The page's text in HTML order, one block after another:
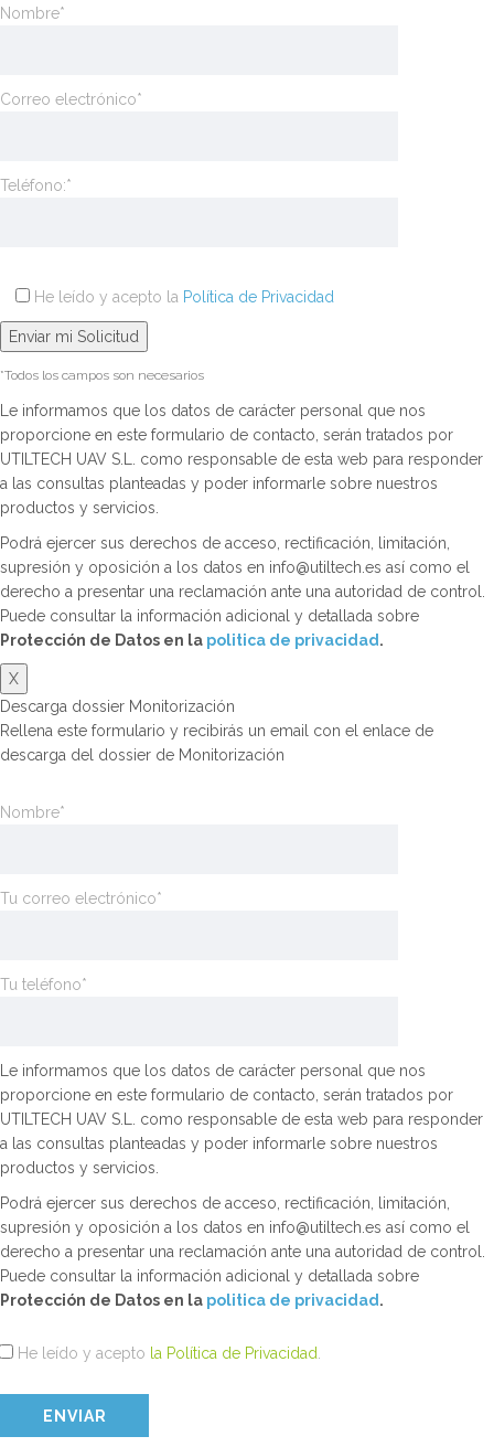
Nombre*
Correo electrónico*
Teléfono:*
He leído y acepto la Política de Privacidad
*Todos los campos son necesarios
Le informamos que los datos de carácter personal que nos
proporcione en este formulario de contacto, serán tratados por
UTILTECH UAV S.L. como responsable de esta web para responder
a las consultas planteadas y poder informarle sobre nuestros
productos y servicios.
Podrá ejercer sus derechos de acceso, rectificación, limitación,
supresión y oposición a los datos en info@utiltech.es así como el
derecho a presentar una reclamación ante una autoridad de control.
Puede consultar la información adicional y detallada sobre
Protección de Datos en la politica de privacidad .
X
Descarga dossier Monitorización
Rellena este formulario y recibirás un email con el enlace de
descarga del dossier de Monitorización
Nombre*
Tu correo electrónico*
Tu teléfono*
Le informamos que los datos de carácter personal que nos
proporcione en este formulario de contacto, serán tratados por
UTILTECH UAV S.L. como responsable de esta web para responder
a las consultas planteadas y poder informarle sobre nuestros
productos y servicios.
Podrá ejercer sus derechos de acceso, rectificación, limitación,
supresión y oposición a los datos en info@utiltech.es así como el
derecho a presentar una reclamación ante una autoridad de control.
Puede consultar la información adicional y detallada sobre
Protección de Datos en la politica de privacidad .
He leído y acepto la Política de Privacidad